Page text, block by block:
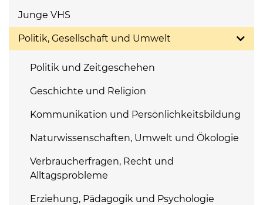
Junge VHS
Politik, Gesellschaft und Umwelt
Politik und Zeitgeschehen
Geschichte und Religion
Kommunikation und Persönlichkeitsbildung
Naturwissenschaften, Umwelt und Ökologie
Verbraucherfragen, Recht und
Alltagsprobleme
Erziehung, Pädagogik und Psychologie